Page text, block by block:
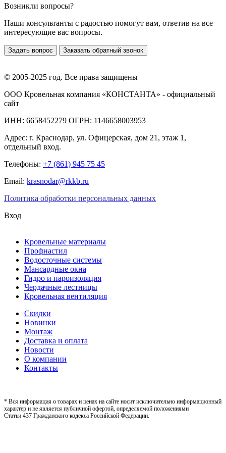
Возникли вопросы?
Наши консультанты с радостью помогут вам, ответив на все
интересующие вас вопросы.
Задать вопрос Заказать обратный звонок
© 2005-2025 год. Все права защищены
ООО Кровельная компания «КОНСТАНТА» - официальный
сайт
ИНН: 6658452279 ОГРН: 1146658003953
Адрес: г. Краснодар, ул. Офицерская, дом 21, этаж 1,
отдельный вход.
Телефоны: +7 (861) 945 75 45
Email: krasnodar@rkkb.ru
Политика обработки персональных данных
Вход
Кровельные материалы
Профнастил
Водосточные системы
Мансардные окна
Гидро и пароизоляция
Чердачные лестницы
Кровельная вентиляция
Скидки
Новинки
Монтаж
Доставка и оплата
Новости
О компании
Контакты
* Вся информация о товарах и ценах на сайте носит исключительно информационный
характер и не является публичной офертой, определяемой положениями
Статьи 437 Гражданского кодекса Российской Федерации.